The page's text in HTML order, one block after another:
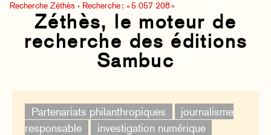
Recherche Zéthès › Recherche : « 5 057 208 »
Zéthès, le moteur de
recherche des éditions
Sambuc
Partenariats philanthropiques
journalisme
responsable
investigation numérique